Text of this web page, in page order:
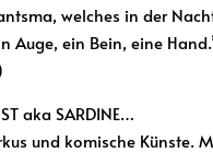
welches in der
Auge, ein Bein, eine
aka SARDINE…
und komische Künste.